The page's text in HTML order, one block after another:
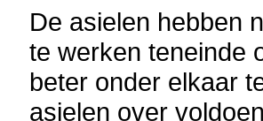
De asielen hebben
te werken teneinde
beter onder elkaar
asielen over